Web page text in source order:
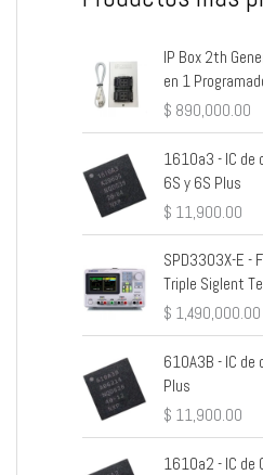
IP Box 2th
en 1
$ 890,000.00
1610a3 - IC de
6S y 6S Plus
$ 11,900.00
SPD3303X-E -
Triple Siglent
$ 1,490,000.00
610A3B - IC de
Plus
$ 11,900.00
1610a2 - IC de